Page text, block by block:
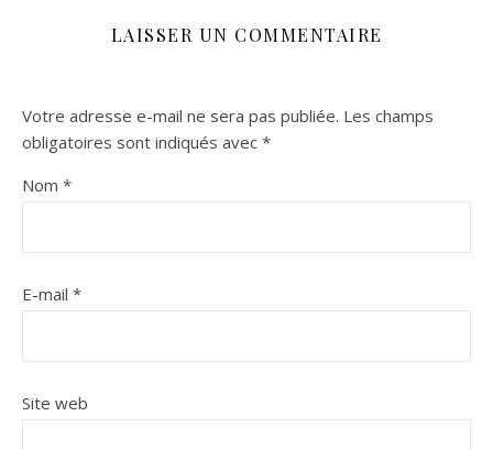
LAISSER UN COMMENTAIRE
Votre adresse e-mail ne sera pas publiée. Les champs
obligatoires sont indiqués avec *
Nom *
E-mail *
Site web